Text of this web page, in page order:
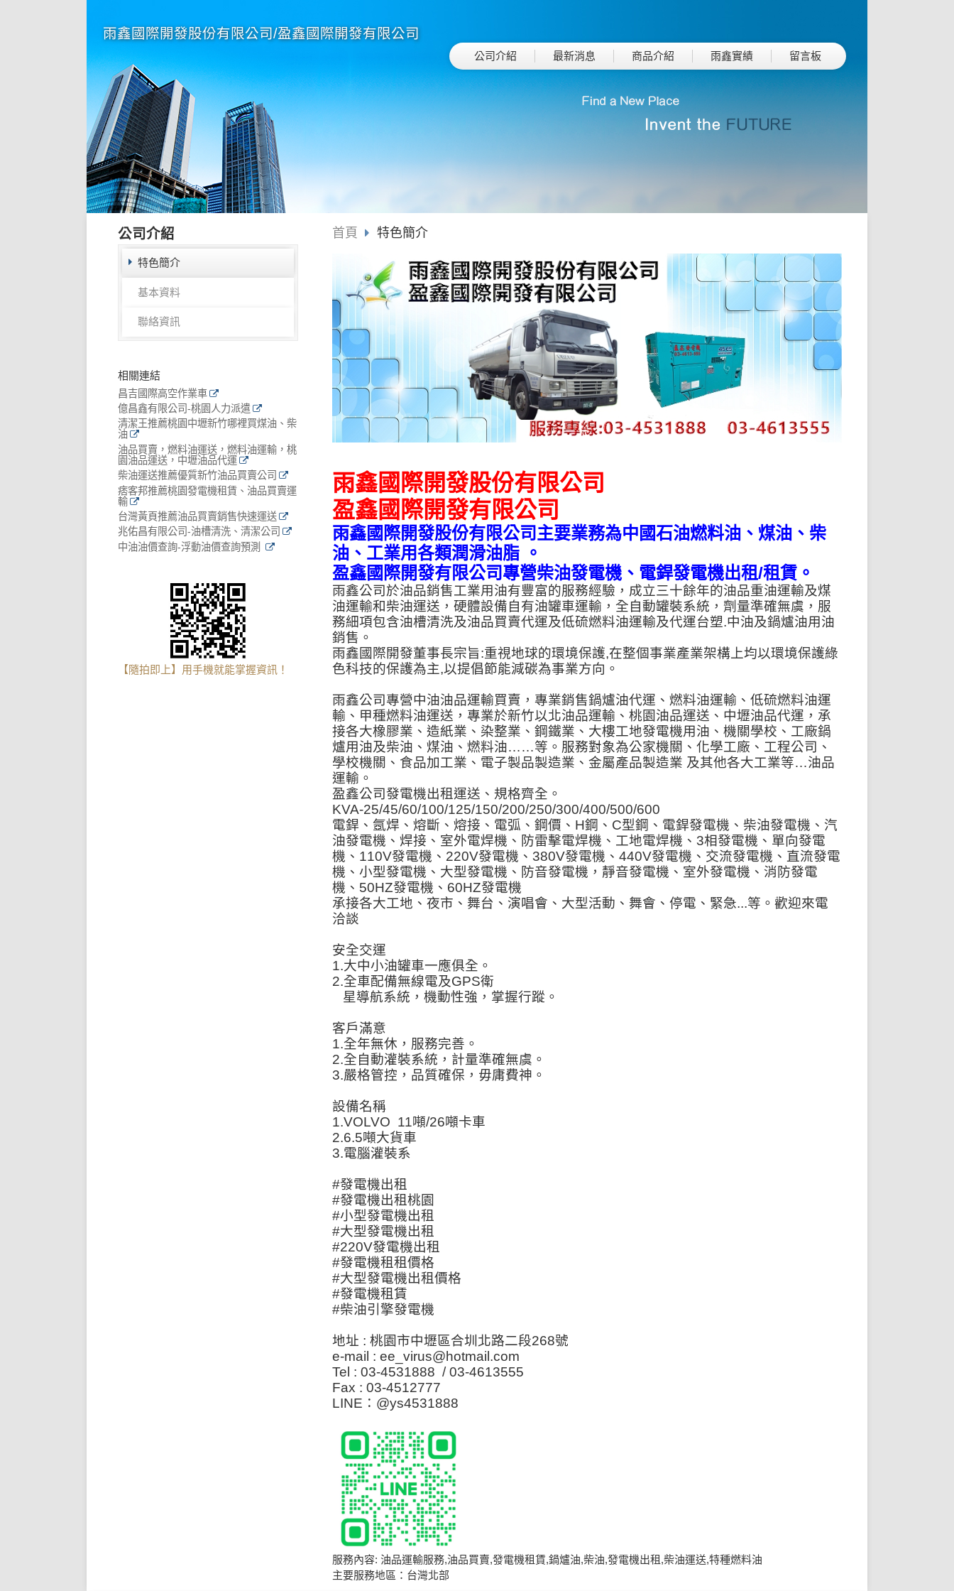
雨鑫國際開發股份有限公司/盈鑫國際開發有限公司
公司介紹 最新消息 商品介紹 雨鑫實績 留言板
公司介紹
特色簡介
基本資料
聯絡資訊
相關連結
昌吉國際高空作業車
億昌鑫有限公司-桃園人力派遣
清潔王推薦桃園中壢新竹哪裡買煤油、柴
油
油品買賣，燃料油運送，燃料油運輸，桃
園油品運送，中壢油品代運
柴油運送推薦優質新竹油品買賣公司
痞客邦推薦桃園發電機租賃、油品買賣運
輸
台灣黃頁推薦油品買賣銷售快速運送
兆佑昌有限公司-油槽清洗、清潔公司
中油油價查詢-浮動油價查詢預測
【隨拍即上】用手機就能掌握資訊！
首頁 特色簡介
雨鑫國際開發股份有限公司
盈鑫國際開發有限公司
雨鑫國際開發股份有限公司主要業務為中國石油燃料油、煤油、柴
油、工業用各類潤滑油脂 。
盈鑫國際開發有限公司專營柴油發電機、電銲發電機出租/租賃。
雨鑫公司於油品銷售工業用油有豐富的服務經驗，成立三十餘年的油品重油運輸及煤
油運輸和柴油運送，硬體設備自有油罐車運輸，全自動罐裝系統，劑量準確無虞，服
務細項包含油槽清洗及油品買賣代運及低硫燃料油運輸及代運台塑.中油及鍋爐油用油
銷售。
雨鑫國際開發董事長宗旨:重視地球的環境保護,在整個事業產業架構上均以環境保護綠
色科技的保護為主,以提倡節能減碳為事業方向。
雨鑫公司專營中油油品運輸買賣，專業銷售鍋爐油代運、燃料油運輸、低硫燃料油運
輸、甲種燃料油運送，專業於新竹以北油品運輸、桃園油品運送、中壢油品代運，承
接各大橡膠業、造紙業、染整業、鋼鐵業、大樓工地發電機用油、機關學校、工廠鍋
爐用油及柴油、煤油、燃料油……等。服務對象為公家機關、化學工廠、工程公司、
學校機關、食品加工業、電子製品製造業、金屬產品製造業 及其他各大工業等…油品
運輸。
盈鑫公司發電機出租運送、規格齊全。
KVA-25/45/60/100/125/150/200/250/300/400/500/600
電銲、氬焊、熔斷、熔接、電弧、鋼價、H鋼、C型鋼、電銲發電機、柴油發電機、汽
油發電機、焊接、室外電焊機、防雷擊電焊機、工地電焊機、3相發電機、單向發電
機、110V發電機、220V發電機、380V發電機、440V發電機、交流發電機、直流發電
機、小型發電機、大型發電機、防音發電機，靜音發電機、室外發電機、消防發電
機、50HZ發電機、60HZ發電機
承接各大工地、夜市、舞台、演唱會、大型活動、舞會、停電、緊急...等。歡迎來電
洽談
安全交運
1.大中小油罐車一應俱全。
2.全車配備無線電及GPS衛
星導航系統，機動性強，掌握行蹤。
客戶滿意
1.全年無休，服務完善。
2.全自動灌裝系統，計量準確無虞。
3.嚴格管控，品質確保，毋庸費神。
設備名稱
1.VOLVO 11噸/26噸卡車
2.6.5噸大貨車
3.電腦灌裝系
#發電機出租
#發電機出租桃園
#小型發電機出租
#大型發電機出租
#220V發電機出租
#發電機租租價格
#大型發電機出租價格
#發電機租賃
#柴油引擎發電機
地址 : 桃園市中壢區合圳北路二段268號
e-mail : ee_virus@hotmail.com
Tel : 03-4531888 / 03-4613555
Fax : 03-4512777
LINE：@ys4531888
服務內容: 油品運輸服務,油品買賣,發電機租賃,鍋爐油,柴油,發電機出租,柴油運送,特種燃料油
主要服務地區：台灣北部